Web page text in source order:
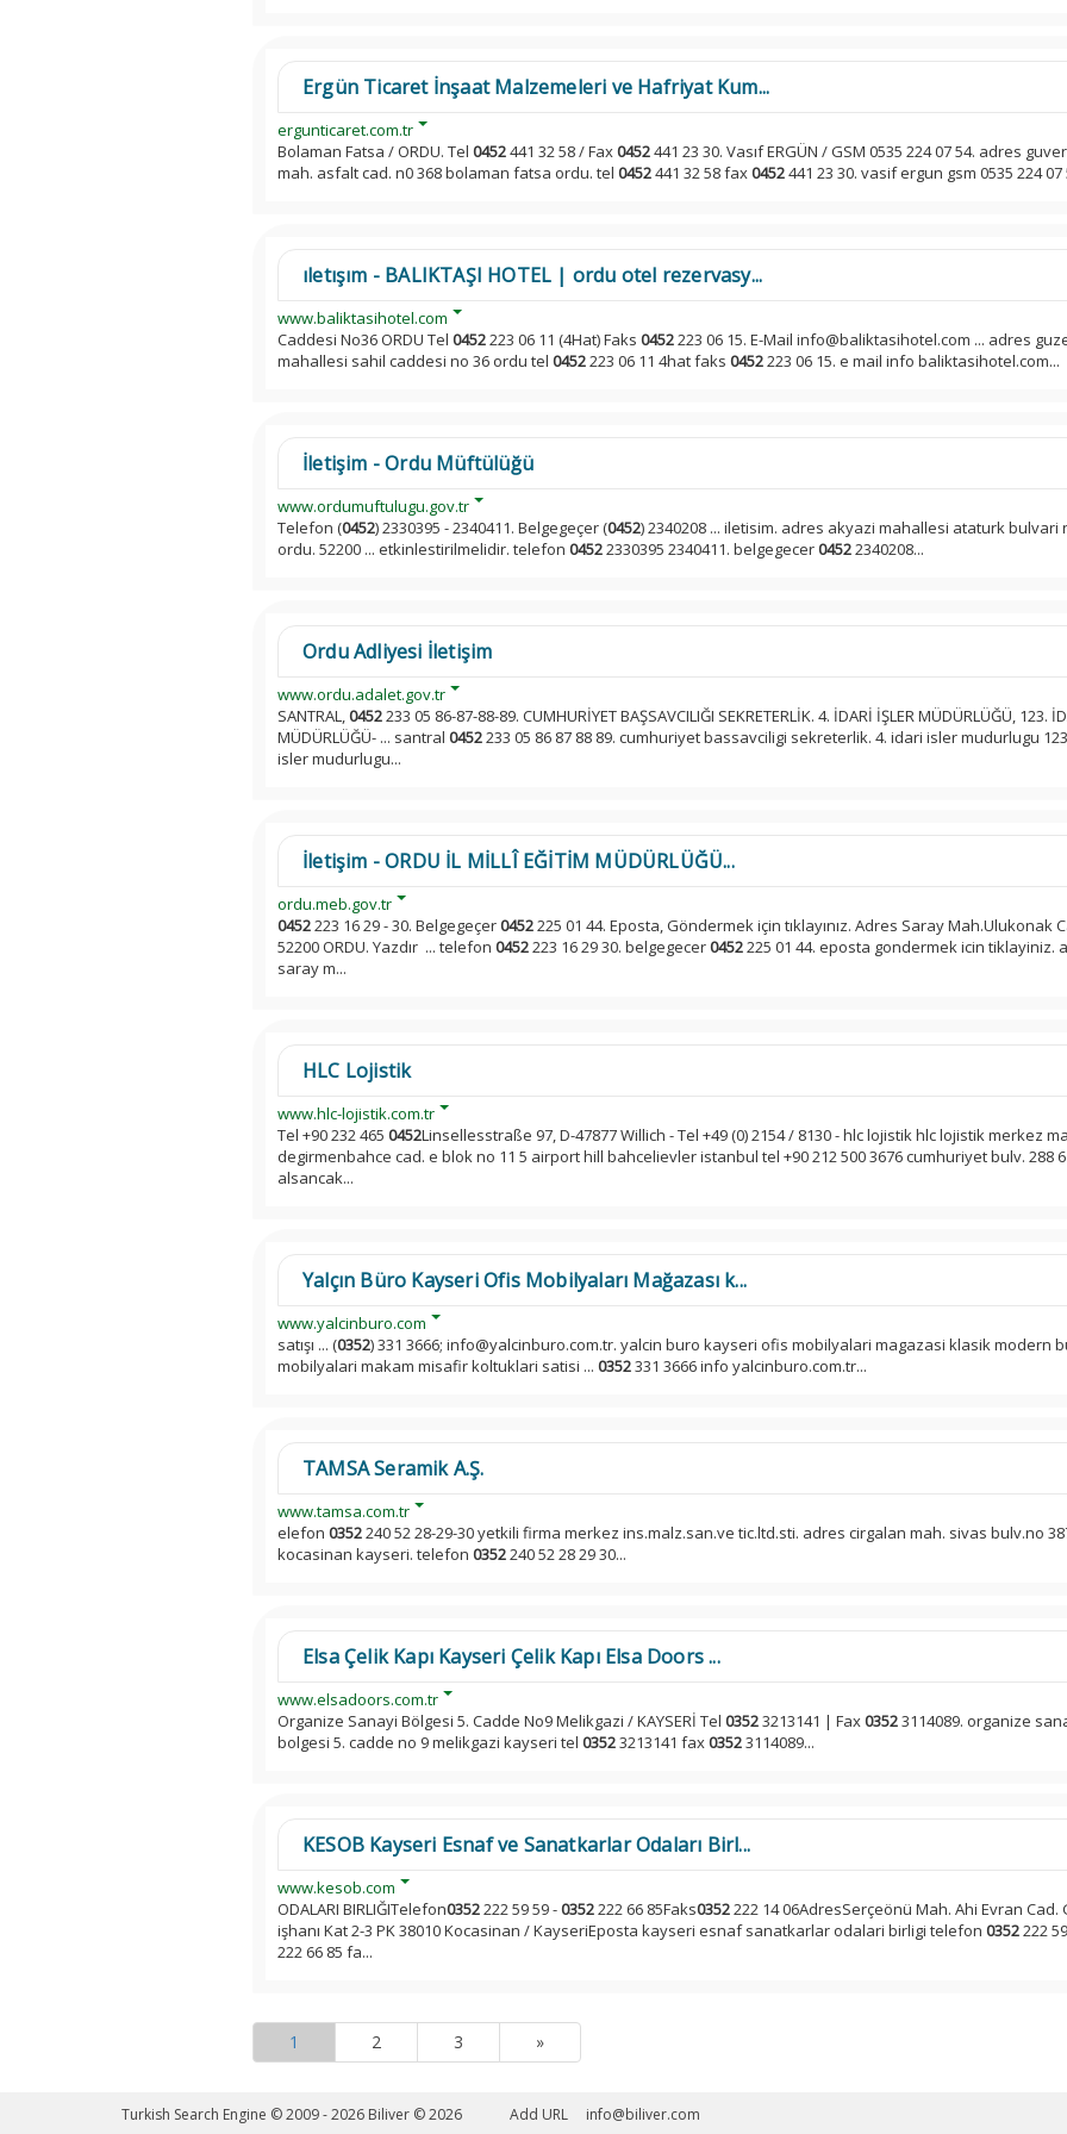
Ergün Ticaret İnşaat Malzemeleri ve Hafriyat Kum...
ergunticaret.com.tr
Bolaman Fatsa / ORDU. Tel 0452441 32 58 / Fax0452441 23 30. Vasıf ERGÜN / GSM 0535 224 07 54. adres
mah. asfalt cad. n0 368 bolaman fatsa ordu. tel 0452441 32 58 fax0452441 23 30. vasif ergun gsm 0535 224 07
ıletışım - BALIKTAŞI HOTEL | ordu otel rezervasy...
www.baliktasihotel.com
Caddesi No36 ORDU Tel 0452223 06 11 (4Hat) Faks 0452223 06 15. E-Mail info@baliktasihotel.com ... adres
mahallesi sahil caddesi no 36 ordu tel 0452223 06 11 4hat faks 0452223 06 15. e mail info baliktasihotel.com...
İletişim - Ordu Müftülüğü
www.ordumuftulugu.gov.tr
Telefon (0452) 2330395 - 2340411. Belgegeçer (0452) 2340208 ... iletisim. adres akyazi mahallesi ataturk bulvari
ordu. 52200 ... etkinlestirilmelidir. telefon 04522330395 2340411. belgegecer04522340208...
Ordu Adliyesi İletişim
www.ordu.adalet.gov.tr
SANTRAL,0452233 05 86-87-88-89. CUMHURİYET BAŞSAVCILIĞI SEKRETERLİK. 4. İDARİ İŞLER MÜDÜRLÜĞÜ, 123.
MÜDÜRLÜĞÜ- ... santral 0452233 05 86 87 88 89. cumhuriyet bassavciligi sekreterlik. 4. idari isler mudurlugu
isler mudurlugu...
İletişim - ORDU İL MİLLÎ EĞİTİM MÜDÜRLÜĞÜ...
ordu.meb.gov.tr
0452223 16 29 - 30. Belgegeçer0452225 01 44. Eposta, Göndermek için tıklayınız. Adres Saray Mah.Ulukonak
52200 ORDU. Yazdır ... telefon 0452223 16 29 30. belgegecer0452225 01 44. eposta gondermek icin tiklayiniz.
saray m...
HLC Lojistik
www.hlc-lojistik.com.tr
Tel +90 232 465 0452Linsellesstraße 97, D-47877 Willich - Tel +49 (0) 2154 / 8130 - hlc lojistik hlc lojistik merkez
degirmenbahce cad. e blok no 11 5 airport hill bahcelievler istanbul tel +90 212 500 3676 cumhuriyet bulv. 288 6
alsancak...
Yalçın Büro Kayseri Ofis Mobilyaları Mağazası k...
www.yalcinburo.com
satışı ... (0352) 331 3666; info@yalcinburo.com.tr. yalcin buro kayseri ofis mobilyalari magazasi klasik modern
mobilyalari makam misafir koltuklari satisi ... 0352331 3666 info yalcinburo.com.tr...
TAMSA Seramik A.Ş.
www.tamsa.com.tr
elefon 0352240 52 28-29-30 yetkili firma merkez ins.malz.san.ve tic.ltd.sti. adres cirgalan mah. sivas bulv.no
kocasinan kayseri. telefon 0352240 52 28 29 30...
Elsa Çelik Kapı Kayseri Çelik Kapı Elsa Doors ...
www.elsadoors.com.tr
Organize Sanayi Bölgesi 5. Cadde No9 Melikgazi / KAYSERİ Tel 03523213141 | Fax03523114089. organize
bolgesi 5. cadde no 9 melikgazi kayseri tel 03523213141 fax03523114089...
KESOB Kayseri Esnaf ve Sanatkarlar Odaları Birl...
www.kesob.com
ODALARI BIRLIĞITelefon0352222 59 59 -0352222 66 85Faks0352222 14 06AdresSerçeönü Mah. Ahi Evran Cad.
işhanı Kat 2-3 PK 38010 Kocasinan / KayseriEposta kayseri esnaf sanatkarlar odalari birligi telefon 0352222
222 66 85 fa...
1 2 3 »
Turkish Search Engine © 2009 - 2026 Biliver © 2026 Add URL info@biliver.com